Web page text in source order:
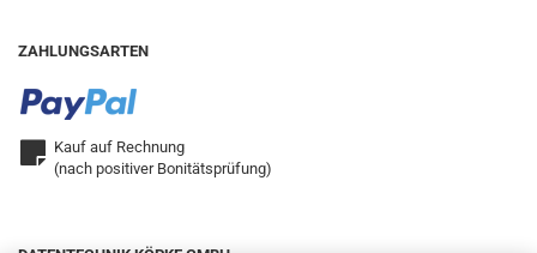
ZAHLUNGSARTEN
Kauf auf Rechnung
(nach positiver Bonitätsprüfung)